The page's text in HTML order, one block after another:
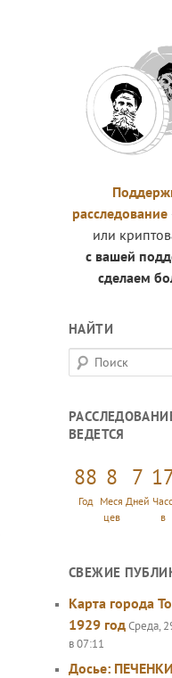
расследование
или
с вашей
сделаем
НАЙТИ
П
о
с
к
ВЕДЕТСЯ
88
Год
8
Меся
цев
7
Дней
в
СВЕЖИЕ
Карта города
1929 годСреда,
в 07:11
Досье: